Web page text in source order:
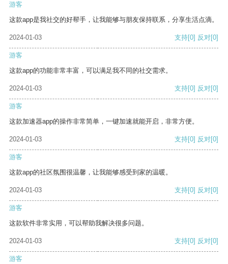
游客
这款app是我社交的好帮手，让我能够与朋友保持联系，分享生活点滴。
2024-01-03 支持[0] 反对[0]
游客
这款app的功能非常丰富，可以满足我不同的社交需求。
2024-01-03 支持[0] 反对[0]
游客
这款加速器app的操作非常简单，一键加速就能开启，非常方便。
2024-01-03 支持[0] 反对[0]
游客
这款app的社区氛围很温馨，让我能够感受到家的温暖。
2024-01-03 支持[0] 反对[0]
游客
这款软件非常实用，可以帮助我解决很多问题。
2024-01-03 支持[0] 反对[0]
游客